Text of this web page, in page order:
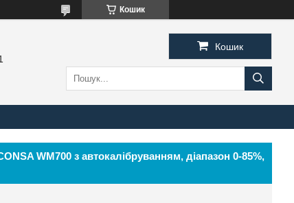
Кошик
Кошик
WM700 з автокалібруванням, діапазон 0-85%,